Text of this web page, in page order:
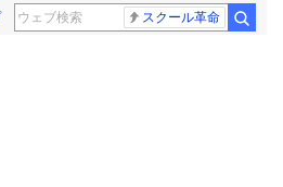
スクール革命